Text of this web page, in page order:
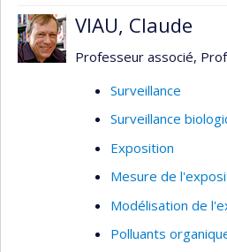
VIAU, Claude
Professeur associé,
Surveillance
Surveillance
Exposition
Mesure de
Modélisation de
Polluants